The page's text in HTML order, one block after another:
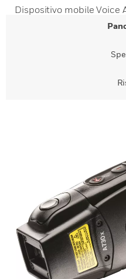
Dispositivo mobile Voice